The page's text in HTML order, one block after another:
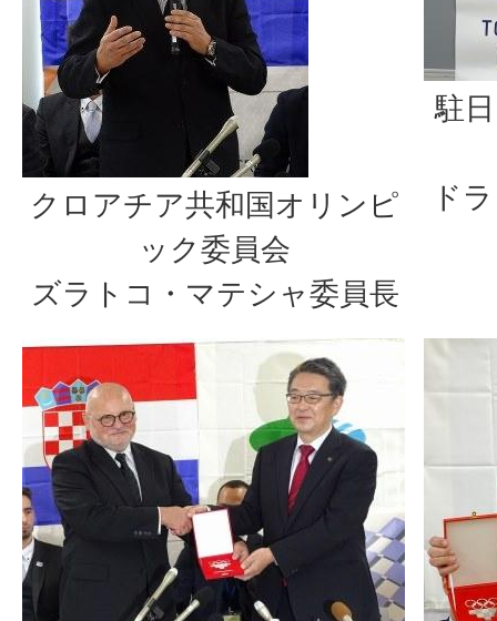
クロアチア共和国オリンピ
ック委員会
ズラトコ・マテシャ委員長
駐
ド